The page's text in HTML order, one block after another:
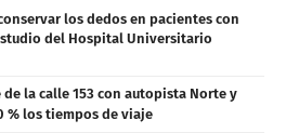
los dedos en pacientes con
del Hospital Universitario
la calle 153 con autopista Norte y
% los tiempos de viaje